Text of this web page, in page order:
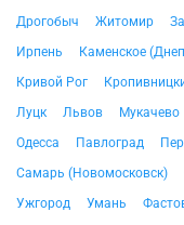
Дрогобыч
Житомир
Ирпень
Каменское
Кривой Рог
Луцк
Львов Мукачево
Одесса
Павлоград
Самарь (Новомосковск)
Ужгород
Умань